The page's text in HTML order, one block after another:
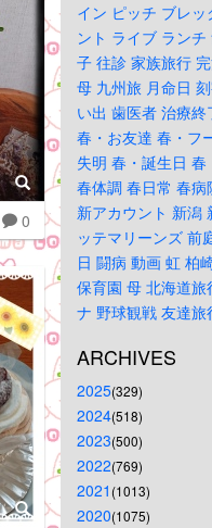
0
イン ピッチ ブレッ
ント ライブ ランチ
子 往診 家族旅行
母 九州旅 月命日
い出 歯医者 治療終
春・お友達 春・フ
失明 春・誕生日 春
春体調 春日常 春病
新アカウント 新潟
ッテマリーンズ 前
日 闘病 動画 虹 柏
保育園 母 北海道旅
ナ 野球観戦 友達旅
ARCHIVES
2025(329)
2024(518)
2023(500)
2022(769)
2021 (1013)
2020(1075)